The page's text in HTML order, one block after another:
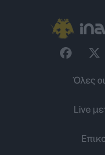
Όλες
Live